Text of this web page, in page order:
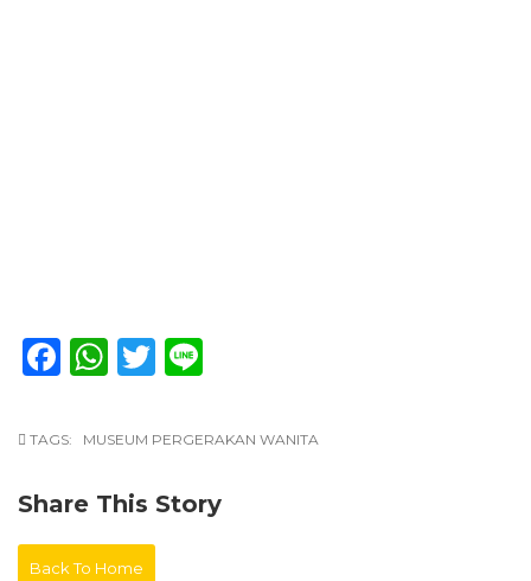
Facebook
WhatsApp
Twitter
TAGS: MUSEUM PERGERAKAN WANITA
Share This Story
Back To Home